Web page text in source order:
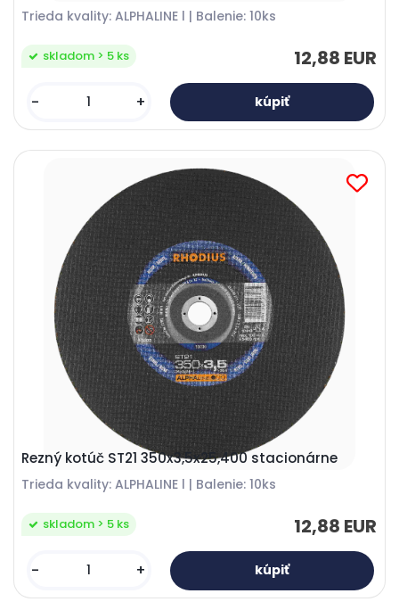
Trieda kvality: ALPHALINE l | Balenie: 10ks
12,88 EUR
skladom > 5 ks
- +
Rezný kotúč ST21 350x3,5x25,400 stacionárne
Trieda kvality: ALPHALINE l | Balenie: 10ks
12,88 EUR
skladom > 5 ks
- +